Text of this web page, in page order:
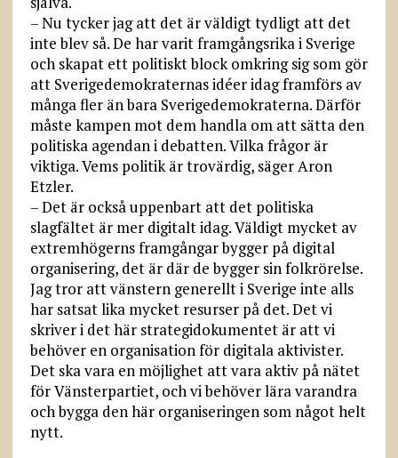
– Nu tycker jag att det är väldigt tydligt att det
inte blev så. De har varit framgångsrika i Sverige
och skapat ett politiskt block omkring sig som gör
att Sverigedemokraternas idéer idag framförs av
många fler än bara Sverigedemokraterna. Därför
måste kampen mot dem handla om att sätta den
politiska agendan i debatten. Vilka frågor är
viktiga. Vems politik är trovärdig, säger Aron
Etzler.
– Det är också uppenbart att det politiska
slagfältet är mer digitalt idag. Väldigt mycket av
extremhögerns framgångar bygger på digital
organisering, det är där de bygger sin folkrörelse.
Jag tror att vänstern generellt i Sverige inte alls
har satsat lika mycket resurser på det. Det vi
skriver i det här strategidokumentet är att vi
behöver en organisation för digitala aktivister.
Det ska vara en möjlighet att vara aktiv på nätet
för Vänsterpartiet, och vi behöver lära varandra
och bygga den här organiseringen som något helt
nytt.